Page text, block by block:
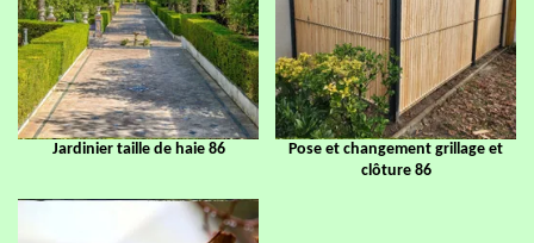
Jardinier taille de haie 86
Pose et changement grillage et
clôture 86